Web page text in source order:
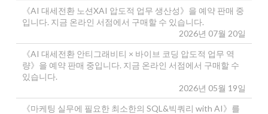
《AI 대세전환 노션XAI 압도적 업무 생산성》을 예약 판매 중
입니다. 지금 온라인 서점에서 구매할 수 있습니다.
2026년 07월 20일
《AI 대세전환 안티그래비티 × 바이브 코딩 압도적 업무 역
량》을 예약 판매 중입니다. 지금 온라인 서점에서 구매할 수
있습니다.
2026년 05월 19일
《마케팅 실무에 필요한 최소한의 SQL&빅쿼리 with AI》를